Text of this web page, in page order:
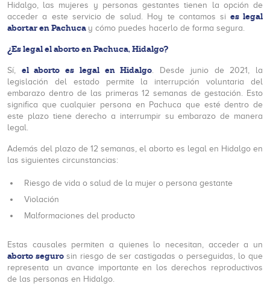
Hidalgo, las mujeres y personas gestantes tienen la opción de
acceder a este servicio de salud. Hoy te contamos si es legal
abortar en Pachuca y cómo puedes hacerlo de forma segura.
¿Es legal el aborto en Pachuca, Hidalgo?
Sí, el aborto es legal en Hidalgo. Desde junio de 2021, la
legislación del estado permite la interrupción voluntaria del
embarazo dentro de las primeras 12 semanas de gestación. Esto
significa que cualquier persona en Pachuca que esté dentro de
este plazo tiene derecho a interrumpir su embarazo de manera
legal.
Además del plazo de 12 semanas, el aborto es legal en Hidalgo en
las siguientes circunstancias:
Riesgo de vida o salud de la mujer o persona gestante
Violación
Malformaciones del producto
Estas causales permiten a quienes lo necesitan, acceder a un
aborto seguro sin riesgo de ser castigadas o perseguidas, lo que
representa un avance importante en los derechos reproductivos
de las personas en Hidalgo.